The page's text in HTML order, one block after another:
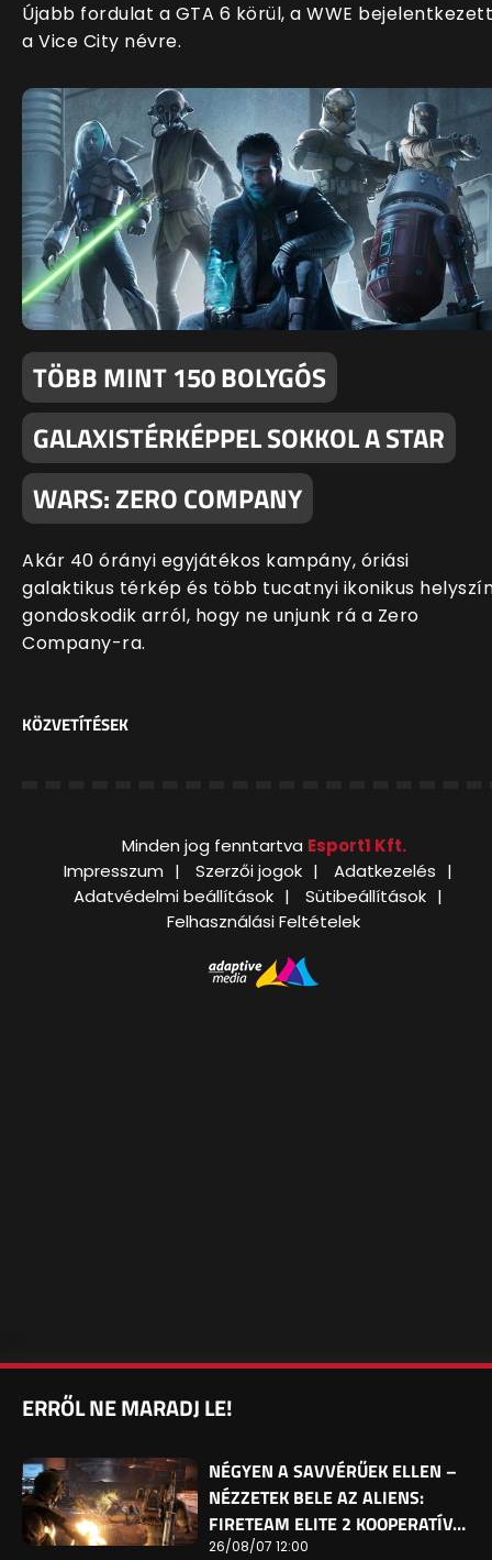
Újabb fordulat a GTA 6 körül, a WWE bejelentkezett
a Vice City névre.
TÖBB MINT 150 BOLYGÓS
GALAXISTÉRKÉPPEL SOKKOL A STAR
WARS: ZERO COMPANY
Akár 40 órányi egyjátékos kampány, óriási
galaktikus térkép és több tucatnyi ikonikus
gondoskodik arról, hogy ne unjunk rá a Zero
Company-ra.
KÖZVETÍTÉSEK
Minden jog fenntartva Esport1 Kft.
Impresszum
Szerzői jogok
Adatkezelés
Adatvédelmi beállítások
Sütibeállítások
Felhasználási Feltételek
ERRŐL NE MARADJ LE!
NÉGYEN A SAVVÉRŰEK ELLEN –
NÉZZETEK BELE AZ ALIENS:
FIRETEAM ELITE 2 KOOPERATÍV…
26/08/07 12:00